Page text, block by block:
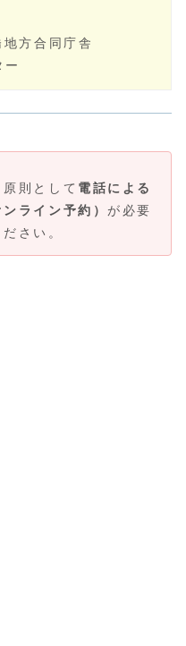
方合同庁舎
ー
則として 電話による
ライン予約） が必要
さい。